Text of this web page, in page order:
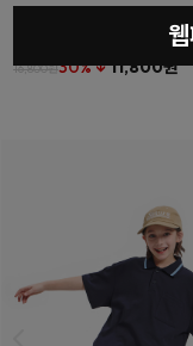
(11호~23호)
16,800원30% ↓11,800원